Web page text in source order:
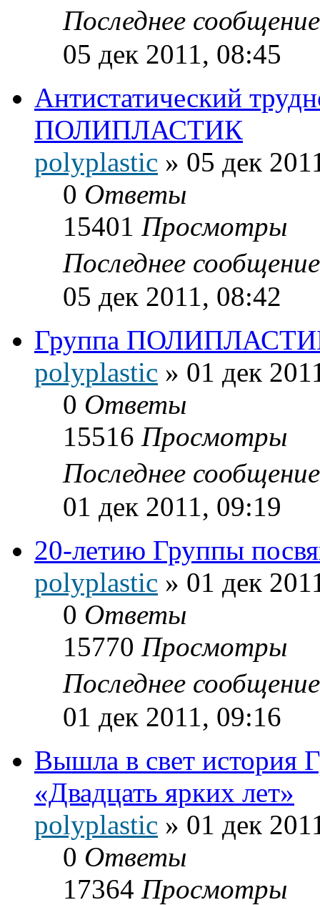
Последнее
05 дек 2011, 08:45
Антистатический
ПОЛИПЛАСТИК
polyplastic » 05 дек
0 Ответы
15401 Просмотры
Последнее
05 дек 2011, 08:42
Группа ПОЛИПЛАСТИК
polyplastic » 01 дек
0 Ответы
15516 Просмотры
Последнее
01 дек 2011, 09:19
20-летию Группы
polyplastic » 01 дек
0 Ответы
15770 Просмотры
Последнее
01 дек 2011, 09:16
Вышла в свет
«Двадцать ярких лет»
polyplastic » 01 дек
0 Ответы
17364 Просмотры